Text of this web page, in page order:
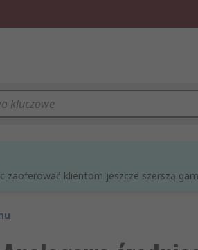
zaoferować klientom jeszcze szerszą